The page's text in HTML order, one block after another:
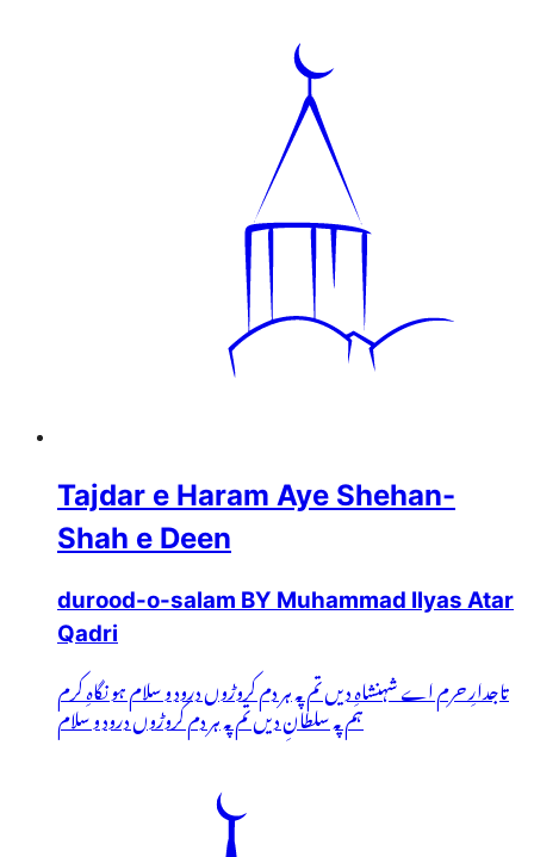
Tajdar e Haram Aye Shehan-
Shah e Deen
durood-o-salam BY Muhammad Ilyas Atar
Qadri
تاجدارِ حرم اے شہنشاہِ دیں تم پہ ہر دم کروڑوں درود و سلام ہو نگاہِ کرم
ہم پہ سلطانِ دیں تم پہ ہر دم کروڑوں درود و سلام